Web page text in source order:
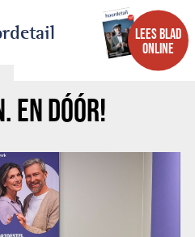
LEES BLAD
ONLINE
EN DÓÓR!